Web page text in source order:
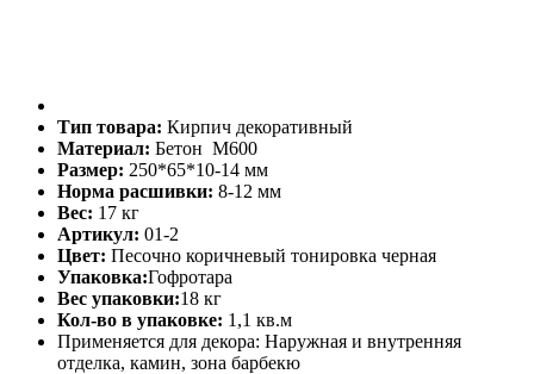
Тип товара: Кирпич декоративный
Материал: Бетон М600
Размер: 250*65*10-14 мм
Норма расшивки: 8-12 мм
Вес: 17 кг
Артикул: 01-2
Цвет: Песочно коричневый тонировка черная
Упаковка:Гофротара
Вес упаковки:18 кг
Кол-во в упаковке: 1,1 кв.м
Применяется для декора: Наружная и внутренняя
отделка, камин, зона барбекю